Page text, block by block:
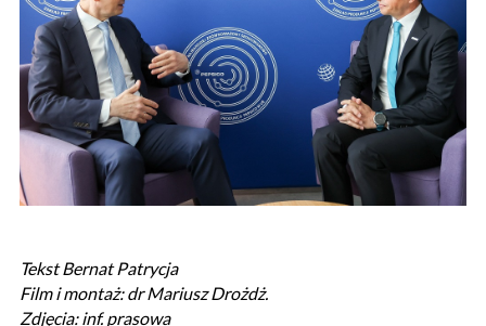
Tekst Bernat Patrycja
Film i montaż: dr Mariusz Drożdż.
Zdjęcia: inf. prasowa